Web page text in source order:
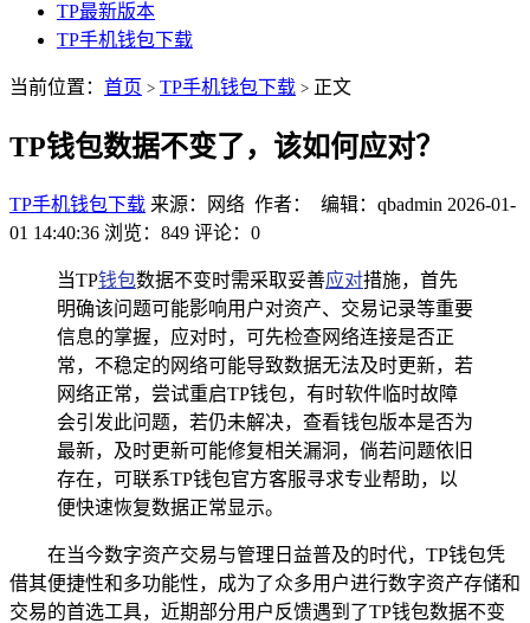
TP最新版本
TP手机钱包下载
当前位置： 首页 > TP手机钱包下载 > 正文
TP钱包数据不变了，该如何应对？
TP手机钱包下载 来源：网络 作者： 编辑：qbadmin 2026-01-
01 14:40:36 浏览：849 评论：0
当TP钱包数据不变时需采取妥善应对措施，首先
明确该问题可能影响用户对资产、交易记录等重要
信息的掌握，应对时，可先检查网络连接是否正
常，不稳定的网络可能导致数据无法及时更新，若
网络正常，尝试重启TP钱包，有时软件临时故障
会引发此问题，若仍未解决，查看钱包版本是否为
最新，及时更新可能修复相关漏洞，倘若问题依旧
存在，可联系TP钱包官方客服寻求专业帮助，以
便快速恢复数据正常显示。
在当今数字资产交易与管理日益普及的时代，TP钱包凭
借其便捷性和多功能性，成为了众多用户进行数字资产存储和
交易的首选工具，近期部分用户反馈遇到了TP钱包数据不变